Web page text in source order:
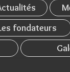
fondateurs